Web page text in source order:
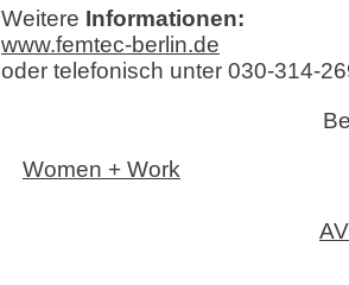
Weitere Informationen:
www.femtec-berlin.de
oder telefonisch unter 030-314-
Women + Work